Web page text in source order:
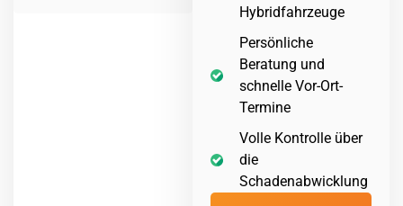
Hybridfahrzeuge
Persönliche
Beratung und
schnelle Vor-Ort-
Termine
Volle Kontrolle über
die
Schadenabwicklung